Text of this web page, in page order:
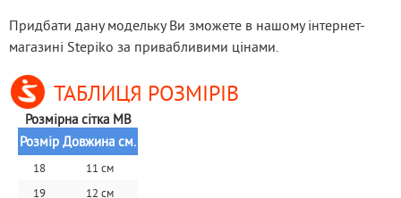
Придбати дану модельку Ви зможете в нашому інтернет-
магазині Stepiko за привабливими цінами.
ТАБЛИЦЯ РОЗМІРІВ
Розмірна сітка MB
Розмір Довжина см.
18
11 см
19
12 см